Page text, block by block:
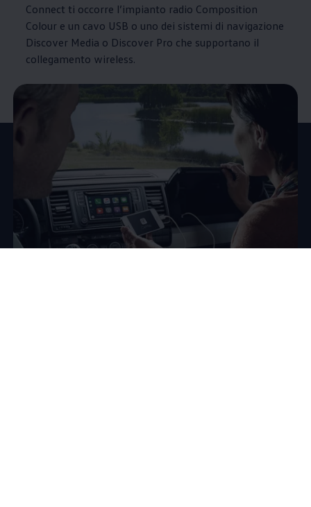
Connect ti occorre l’impianto radio Composition
Colour e un cavo USB o uno dei sistemi di navigazione
Discover Media o Discover Pro che supportano il
collegamento wireless.